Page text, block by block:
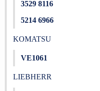
3529 8116
5214 6966
KOMATSU
VE1061
LIEBHERR